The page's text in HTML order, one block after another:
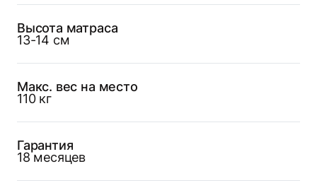
Высота матраса
13-14 см
Макс. вес на место
110 кг
Гарантия
18 месяцев